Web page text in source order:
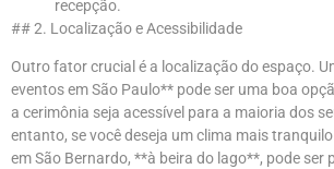
recepção.
## 2. Localização e Acessibilidade
Outro fator crucial é a localização do espaço.
eventos em São Paulo** pode ser uma boa
a cerimônia seja acessível para a maioria dos
entanto, se você deseja um clima mais
em São Bernardo, **à beira do lago**, pode ser